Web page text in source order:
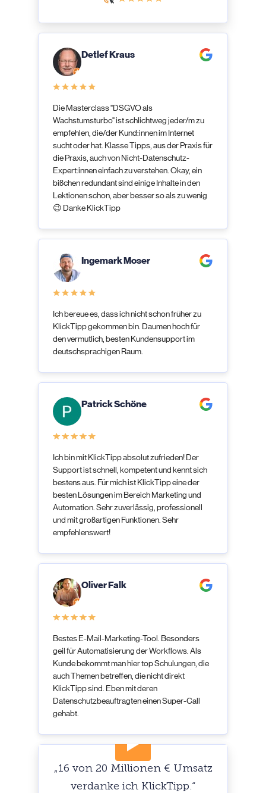
Detlef Kraus
Die Masterclass "DSGVO als
Wachstumsturbo" ist schlichtweg jeder/m zu
empfehlen, die/der Kund:innen im Internet
sucht oder hat. Klasse Tipps, aus der Praxis für
die Praxis, auch von Nicht-Datenschutz-
Expert:innen einfach zu verstehen. Okay, ein
bißchen redundant sind einige Inhalte in den
Lektionen schon, aber besser so als zu wenig
😉 Danke KlickTipp
Ingemark Moser
Ich bereue es, dass ich nicht schon früher zu
KlickTipp gekommen bin. Daumen hoch für
den vermutlich, besten Kundensupport im
deutschsprachigen Raum.
Patrick Schöne
Ich bin mit KlickTipp absolut zufrieden! Der
Support ist schnell, kompetent und kennt sich
bestens aus. Für mich ist KlickTipp eine der
besten Lösungen im Bereich Marketing und
Automation. Sehr zuverlässig, professionell
und mit großartigen Funktionen. Sehr
empfehlenswert!
Oliver Falk
Bestes E-Mail-Marketing-Tool. Besonders
geil für Automatisierung der Workflows. Als
Kunde bekommt man hier top Schulungen, die
auch Themen betreffen, die nicht direkt
KlickTipp sind. Eben mit deren
Datenschutzbeauftragten einen Super-Call
gehabt.
„16 von 20 Millionen € Umsatz
verdanke ich KlickTipp.“